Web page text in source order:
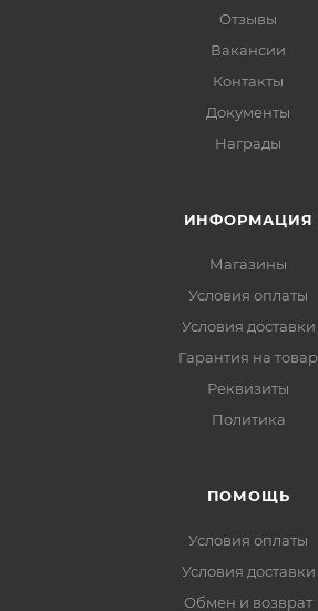
Отзывы
Вакансии
Контакты
Документы
Награды
ИНФОРМАЦИЯ
Магазины
Условия оплаты
Условия доставки
Гарантия на товар
Реквизиты
Политика
ПОМОЩЬ
Условия оплаты
Условия доставки
Обмен и возврат